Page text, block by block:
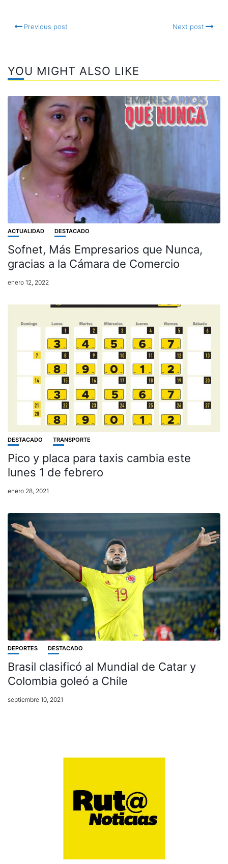
Previous post Next post
YOU MIGHT ALSO LIKE
ACTUALIDAD DESTACADO
Sofnet, Más Empresarios que Nunca,
gracias a la Cámara de Comercio
enero 12, 2022
DESTACADO TRANSPORTE
Pico y placa para taxis cambia este
lunes 1 de febrero
enero 28, 2021
DEPORTES DESTACADO
Brasil clasificó al Mundial de Catar y
Colombia goleó a Chile
septiembre 10, 2021